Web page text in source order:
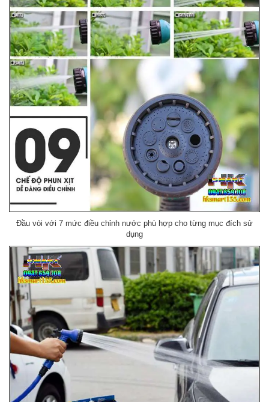
Đầu vòi với 7 mức điều chỉnh nước phù hợp cho từng mục đích sử
dụng